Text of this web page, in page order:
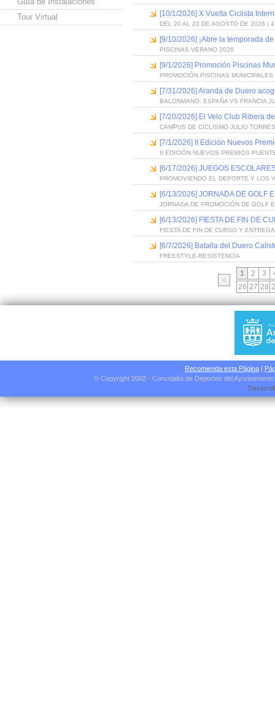
Tour Virtual
[10/1/2026] X Vuelta Ciclista
DEL 20 AL 23 DE AGOSTO DE 2026 | 4
[9/10/2026] ¡Abre la temporada
PISCINAS VERANO 2026
[9/1/2026] Promoción Piscinas
PROMOCIÓN PISCINAS
[7/31/2026] Aranda de Duero
BALONMANO: ESPAÑA VS FRANCIA
[7/20/2026] El Velo Club Ribera
CAMPUS DE CICLISMO JULIO
[7/1/2026] II Edición Nuevos
II EDICIÓN NUEVOS PREMIOS
[6/17/2026] JUEGOS
PROMOVIENDO EL DEPORTE Y LOS
[6/13/2026] JORNADA DE GOLF
JORNADA DE PROMOCIÓN DE GOLF
[6/13/2026] FIESTA DE FIN DE
FIESTA DE FIN DE CURSO Y
[6/7/2026] Batalla del Duero
FREESTYLE-RESISTENCIA
1 2 3
26 27 28
Recomienda esta Página |
© Copyright 2002 - Concejalía de Deportes del